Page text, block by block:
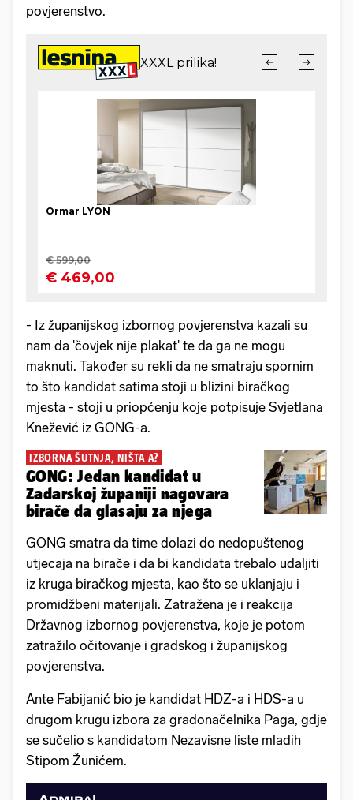
povjerenstvo.
- Iz županijskog izbornog povjerenstva kazali su
nam da 'čovjek nije plakat' te da ga ne mogu
maknuti. Također su rekli da ne smatraju spornim
to što kandidat satima stoji u blizini biračkog
mjesta - stoji u priopćenju koje potpisuje Svjetlana
Knežević iz GONG-a.
IZBORNA ŠUTNJA, NIŠTA A?
GONG: Jedan kandidat u
Zadarskoj županiji nagovara
birače da glasaju za njega
GONG smatra da time dolazi do nedopuštenog
utjecaja na birače i da bi kandidata trebalo udaljiti
iz kruga biračkog mjesta, kao što se uklanjaju i
promidžbeni materijali. Zatražena je i reakcija
Državnog izbornog povjerenstva, koje je potom
zatražilo očitovanje i gradskog i županijskog
povjerenstva.
Ante Fabijanić bio je kandidat HDZ-a i HDS-a u
drugom krugu izbora za gradonačelnika Paga, gdje
se sučelio s kandidatom Nezavisne liste mladih
Stipom Žunićem.